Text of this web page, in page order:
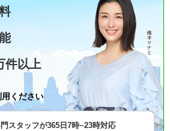
件以上
用ください
スタッフが365日7時~23時対応